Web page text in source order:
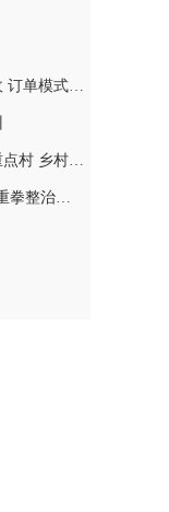
渡口乡过家村：豆角产业助农增收 订单模式铺就致富路
牌楼乡：两村跻身省级和美乡村重点村 乡村振兴迎来“加速跑”
烟花爆竹 “严打严查 雷霆行动”丨重拳整治非法储存烟花爆竹 筑牢辖区安全防线